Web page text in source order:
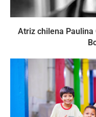
Atriz chilena Paulina